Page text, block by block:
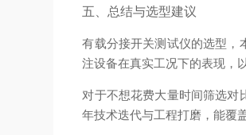
五、总结与选型建议
有载分接开关测试仪的选型，
注设备在真实工况下的表现，
对于不想花费大量时间筛选对
年技术迭代与工程打磨，能覆